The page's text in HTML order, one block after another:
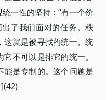
一性的坚持：“有一个价
了我们面对的任务。秩
这就是被寻找的统一。统
不可以是排它的统一。
能是专制的。这个问题是